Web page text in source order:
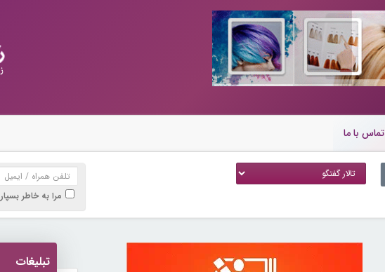
تماس با ما
مرا به خاطر بسپار
تبلیغات